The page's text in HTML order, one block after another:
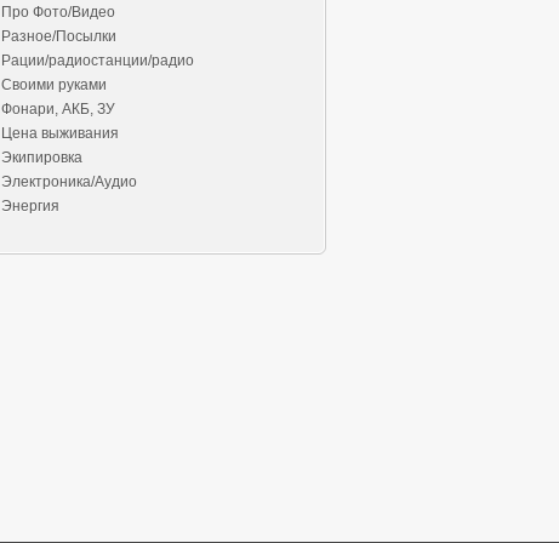
Про Фото/Видео
Разное/Посылки
Рации/радиостанции/радио
Своими руками
Фонари, АКБ, ЗУ
Цена выживания
Экипировка
Электроника/Аудио
Энергия